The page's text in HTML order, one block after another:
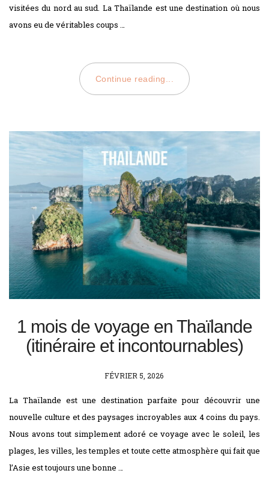
visitées du nord au sud. La Thaïlande est une destination où nous
avons eu de véritables coups …
Continue reading...
1 mois de voyage en Thaïlande
(itinéraire et incontournables)
POSTED
FÉVRIER 5, 2026
La Thaïlande est une destination parfaite pour découvrir une
nouvelle culture et des paysages incroyables aux 4 coins du pays.
Nous avons tout simplement adoré ce voyage avec le soleil, les
plages, les villes, les temples et toute cette atmosphère qui fait que
l’Asie est toujours une bonne …